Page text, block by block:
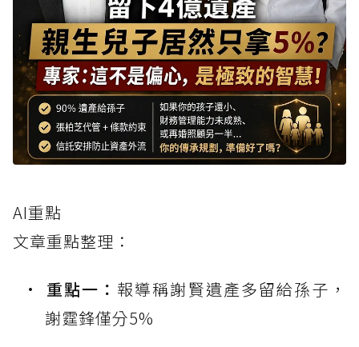
AI重點
文章重點整理：
重點一： 報導稱謝賢遺產多留給孫子，
謝霆鋒僅分5%